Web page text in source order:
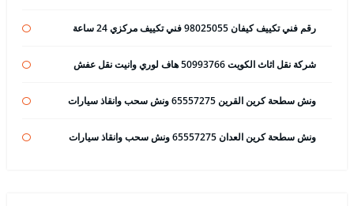
رقم فني تكييف كيفان 98025055 فني تكييف مركزي 24 ساعة
شركة نقل اثاث الكويت 50993766 هاف لوري وانيت نقل عفش
ونش سطحة كرين القرين 65557275 ونش سحب وانقاذ سيارات
ونش سطحة كرين العدان 65557275 ونش سحب وانقاذ سيارات